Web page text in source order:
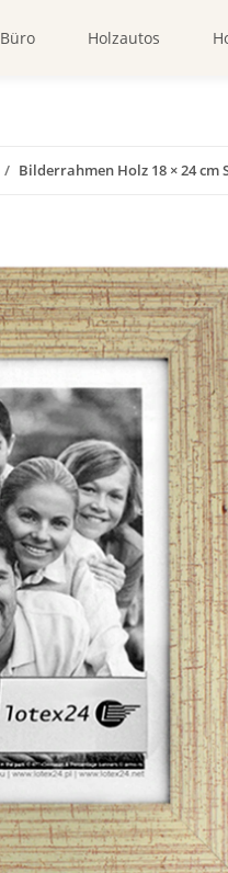
Büro Holzautos
Bilderrahmen Holz 18 × 24